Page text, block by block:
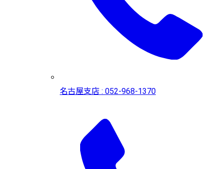
名古屋支店 : 052-968-1370